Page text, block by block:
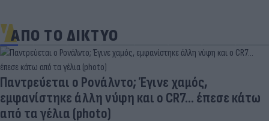
ΑΠΟ ΤΟ ΔΙΚΤΥΟ
Aγνώριστος στα 55 του ο θρύλος του παγκόσμιου
αθλητισμού (photo)